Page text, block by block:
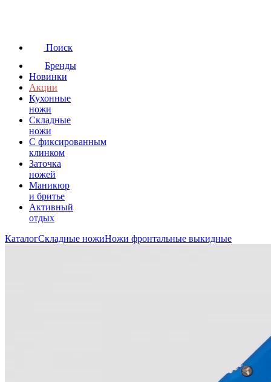
Поиск
Бренды
Новинки
Акции
Кухонные
ножи
Складные
ножи
C фиксированным
клинком
Заточка
ножей
Маникюр
и бритье
Активный
отдых
КаталогСкладные ножиНожи фронтальные выкидные